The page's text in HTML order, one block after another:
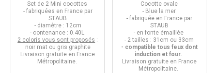
Set de 2 Mini cocottes
- fabriquées en Francepar
STAUB
- diamètre : 12cm
- contenance : 0.40L.
2 coloris vous sont proposés :
noir mat ou gris graphite
Livraison gratuite en France
Métropolitaine.
Cocotte ovale
- Blue la mer
- fabriquée en France par
STAUB
- en fonte émaillée
- 2 tailles : 31cm ou 33cm
- compatible tous feux dont
induction et four.
Livraison gratuite en France
Métropolitaine.